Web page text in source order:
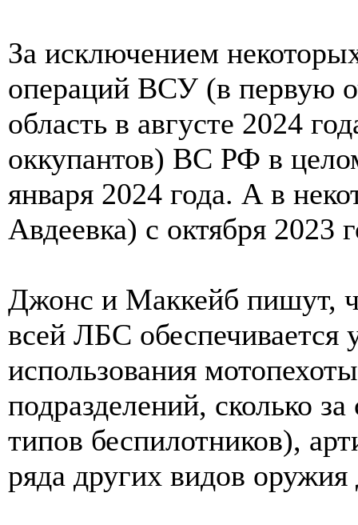
За исключением
операций ВСУ (в первую
область в августе 2024
оккупантов) ВС РФ в
января 2024 года. А в
Авдеевка) с октября 2023
Джонс и Маккейб пишут,
всей ЛБС обеспечивается
использования
подразделений, сколько
типов беспилотников),
ряда других видов оружия